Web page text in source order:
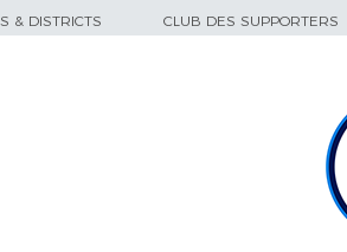
& DISTRICTS CLUB DES SUPPORTERS